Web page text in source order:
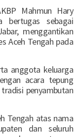
Mahmun Hary
bertugas sebagai
menggantikan
Aceh Tengah pada
anggota keluarga
acara tepung
penyambutan
Tengah atas nama
dan seluruh